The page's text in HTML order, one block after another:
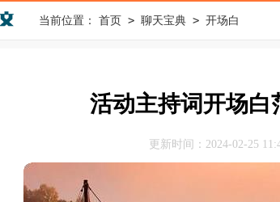
当前位置： 首页 > 聊天宝典 > 开场白
活动主持词开场白
更新时间：2024-02-25